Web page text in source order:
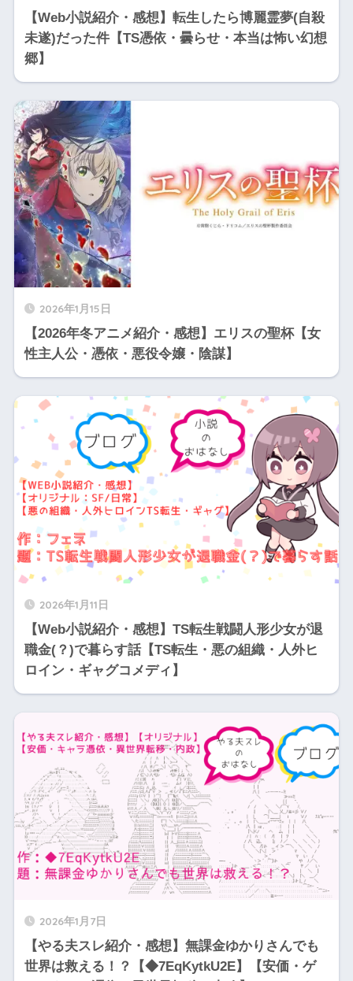
【Web小説紹介・感想】転生したら博麗霊夢(自殺
未遂)だった件【TS憑依・曇らせ・本当は怖い幻想
郷】
2026年1月15日
【2026年冬アニメ紹介・感想】エリスの聖杯【女
性主人公・憑依・悪役令嬢・陰謀】
2026年1月11日
【Web小説紹介・感想】TS転生戦闘人形少女が退
職金(？)で暮らす話【TS転生・悪の組織・人外ヒ
ロイン・ギャグコメディ】
2026年1月7日
【やる夫スレ紹介・感想】無課金ゆかりさんでも
世界は救える！？【◆7EqKytkU2E】【安価・ゲ